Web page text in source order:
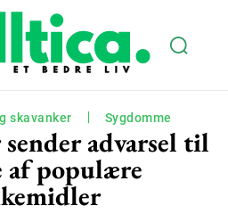
skavanker Sygdomme
advarsel til
af populære